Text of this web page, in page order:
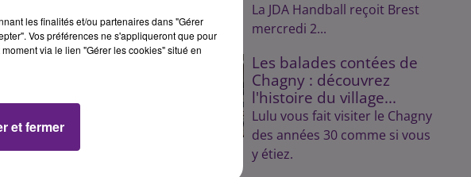
devant les
TNT). Le match,
Dijon. En
saison, cette
A suivre
La JDA Handball reçoit Brest
mercredi 2...
Les balades contées de
Chagny : découvrez
l'histoire du village...
Lulu vous fait visiter le Chagny
des années 30 comme si vous
y étiez.
les finalités et/ou partenaires dans "Gérer
Vos préférences ne s'appliqueront que pour
via le lien "Gérer les cookies" situé en
et fermer